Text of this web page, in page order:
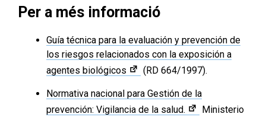
Per a més informació
Guía técnica para la evaluación y prevención de
los riesgos relacionados con la exposición a
agentes biológicos
(RD 664/1997).
Normativa nacional para Gestión de la
prevención: Vigilancia de la salud.
Ministerio